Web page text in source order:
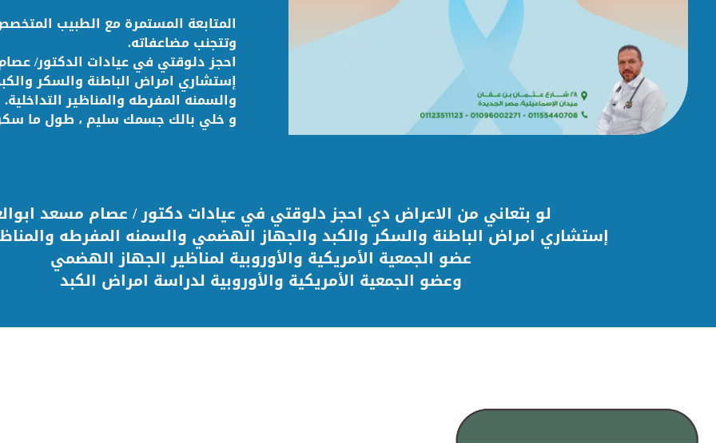
المتابعة المستمرة مع الطبيب
وتتجنب مضاعفاته.
احجز دلوقتي في عيادات الدكتور/
إستشاري امراض الباطنة والسكر
والسمنه المفرطه والمناظير التداخلية.
و خلي بالك جسمك سليم ، طول ما
لو بتعاني من الاعراض دي احجز دلوقتي في عيادات دكتور / عصام مسعد
إستشاري امراض الباطنة والسكر والكبد والجهاز الهضمي والسمنه المفرطه
عضو الجمعية الأمريكية والأوروبية لمناظير الجهاز الهضمي
وعضو الجمعية الأمريكية والأوروبية لدراسة امراض الكبد